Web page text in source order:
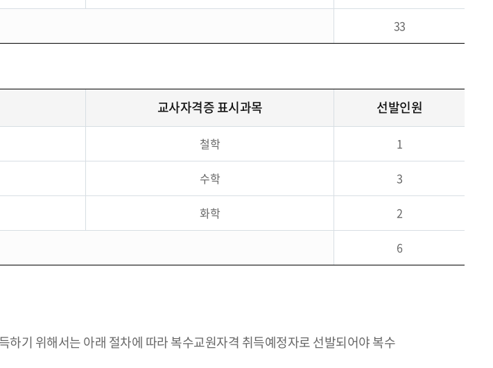
33
교사자격증 표시과목 선발인원
철학 1
수학 3
화학 2
6
기 위해서는 아래 절차에 따라 복수교원자격 취득예정자로 선발되어야 복수